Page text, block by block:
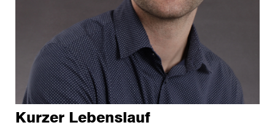
Kurzer Lebenslauf